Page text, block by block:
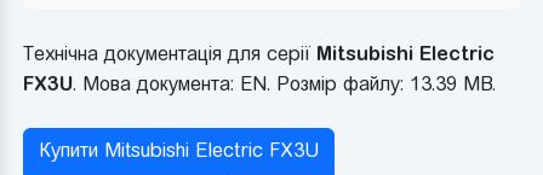
Технічна документація для серії Mitsubishi Electric
FX3U. Мова документа: EN. Розмір файлу: 13.39 MB.
Купити Mitsubishi Electric FX3U